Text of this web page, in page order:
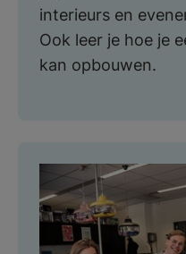
interieurs en
Ook leer je hoe je
kan opbouwen.